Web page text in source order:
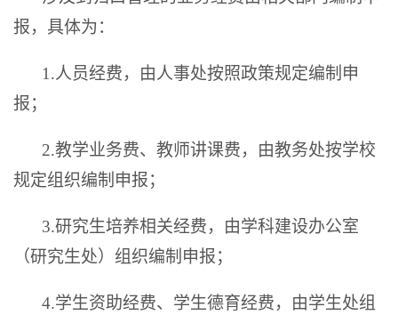
报，具体为：
1.人员经费，由人事处按照政策规定编制申
报；
2.教学业务费、教师讲课费，由教务处按学校
规定组织编制申报；
3.研究生培养相关经费，由学科建设办公室
（研究生处）组织编制申报；
4.学生资助经费、学生德育经费，由学生处组